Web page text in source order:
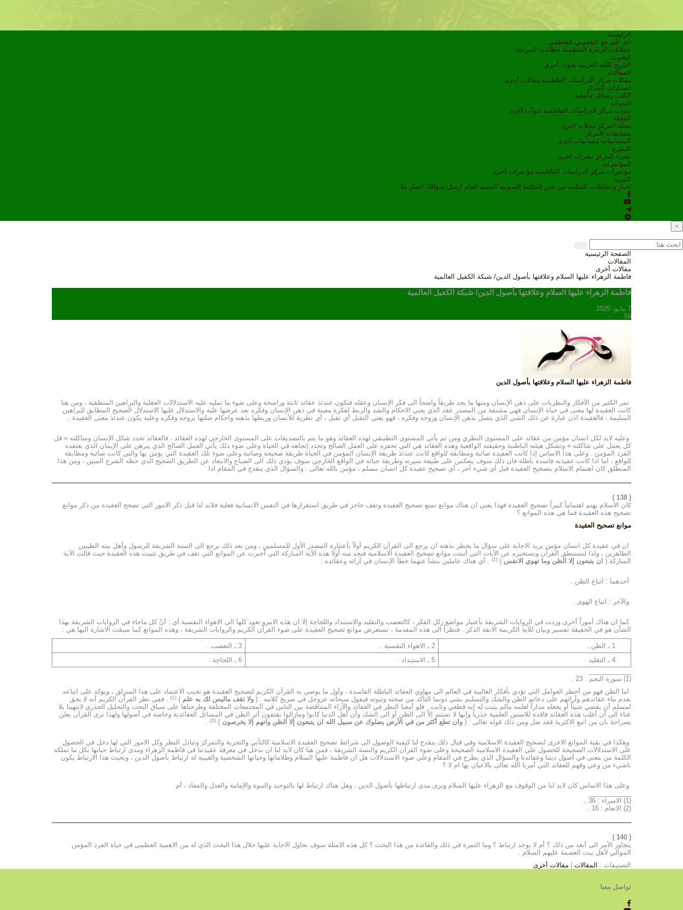
الرئيسية
أثار المرجع اليعقوبي الفاطمي
خطابات الزيارة الفاطمية خطابات المرحلة
البحوث
التاريخ
اللغة العربية بحوث أخرى
المقالات
مقالات مركز الدراسات الفاطمية مقالات أخرى
اصدارات المركز
الكتب رسائل جامعية
الندوات
ندوات مركز الدراسات الفاطمية ندوات أخرى
المجلة
مجلة المركز مجلات اخرى
مسابقات المركز
المسابقات مسابقات أخرى
النشرة
نشرة المركز نشرات اخرى
المؤتمرات
مؤتمرات مركز الدراسات الفاطمية مؤتمرات أخرى
المزيد
اخبار ونشاطات
المكتبة من نحن المكتبة الصوتية القسم العام ارسل سؤالك اتصل بنا
×
الصفحة الرئيسية
المقالات
مقالات أخرى
فاطمة الزهراء عليها السلام وعلاقتها بأصول الدين/ شبكة الكفيل العالمية
فاطمة الزهراء عليها السلام وعلاقتها بأصول الدين/ شبكة الكفيل العالمية
7 مايو، 2025
59
فاطمة الزهراء عليها السلام وعلاقتها بأصول الدين
تمر الكثير من الأفكار والنظريات على ذهن الإنسان ومنها ما يجد طريقاً واضحاً الى فكر الإنسان وعقله فتكون عندئذ عقائد ثابتة وراسخة وعلى ضوء ما تمليه عليه الاستدلالات العقلية والبراهين المنطقية ، ومن هنا
كانت العقيدة لها معنى في حياة الإنسان فهي مشتقة من المصدر عقد الذي يعني الاحكام والشد والربط لفكرة معينة في ذهن الإنسان وفكره بعد عرضها عليه والاستدلال عليها الاستدلال الصحيح المطابق للبراهين
السليمة ، فالعقيدة اذن عبارة عن ذلك الشي الذي يتصل بذهن الإنسان وروحه وفكره ، فهو يعني التقبل أي تقبل ، أي نظرية للأنسان وربطها بذهنه واحكام صلتها بروحه وفكره وعليه يكون عندئذ معنى العقيدة .
وعليه لابد لكل انسان مؤمن من عقائد على المستوى النظري ومن ثم يأتي المستوى التطبيقي لهذه العقائد وهو ما يتم بالتصديقات على المستوى الخارجي لهذه العقائد ، فالعقائد تحدد شكل الإنسان وساكلته « قل
كل يعمل على شاكلته » وتشكل هيئته الباطنية وحقيقته الواقعية وهذه العقائد هي التي تحفزه على العمل الصالح وتحدد إتجاهه في الحياة وعلى ضوء ذلك يأتي العمل الصالح الذي يبرهن على الإيمان الذي يعتقده
الفرد المؤمن . وعلى هذا الاساس إذا كانت العقيدة صائبة ومطابقة للواقع كانت عنذئذ طريقة الإنسان المؤمن في الحياة طريقة صحيحة وصائبة وعلى ضوء تلك العقيدة التي يؤمن بها والتي كانت صائبة ومطابقة
للواقع ، اما اذا كانت عقيدته فاسدة باطلة فان ذلك سوف ينعكس على طبيعة سيرته وطريقة حياته في الواقع الخارجي سوف يؤدي ذلك الى الضياع والابتعاد عن الطريق الصحيح الذي خطه الشرع المبين ، ومن هذا
المنطلق كان اهتمام الاسلام بتصحيح العقيدة قبل أي شيء آخر ، أي تصحيح عقيدة كل انسان مسلم ، مؤمن بالله تعالى . والسؤال الذي ينقدح في المقام اذا
( 138 )
كان الاسلام يهتم اهتماماً كبيراً تصحيح العقيدة فهذا يعني ان هناك موانع تمنع تصحيح العقيدة وتقف حاجز في طريق استقرارها في النفس الانسانية فعلية فلابد لنا قبل ذكر الامور التي تصحح العقيدة من ذكر موانع
تصحيح هذه العقيدة فما هي هذه الموانع ؟
موانع تصحيح العقيدة
ان في عقيدة كل انسان مؤمن يريد الاجابة على سؤال ما يخطر بذهنه ان يرجع الى القرآن الكريم أولاً بأعتبارة المصدر الأول للمسلمين ، ومن بعد ذلك يرجع الى السنة الشريفة للرسول وأهل بيته الطيبين
الطاهرين ، ولذا لنستنطق القرآن ونستخبره عن الآيات التي أثبتت موانع تصحيح العقيدة الاسلامية فنجد منه أولا هذه الآية المباركة التي أخبرت عن الموانع التي تقف في طريق تثبيت هذه العقيدة حيث قالت الآية
المباركة ( ان يتبعون إلا الظن وما تهوي الانفس )
(1) . أي هناك عاملين ينشأ عنهما خطأ الإنسان في آرائه وعقائده :
أحدهما : اتباع الظن .
والآخر : اتباع الهوى .
كما ان هناك أموراً أخرى وردت في الروايات الشريفة بأعتبار مواضع زلل الفكر ، كالتعصب والتقليد والاستبداد واللجاجة إلا ان هذه الامرو تعود كلها الى الاهواء النفسية أي : أنّ كل ماجاء في الروايات الشريفة بهذا
الشأن هو في الحقيقة تفسير وبيان للآية الكريمة الانفة الذكر . فنظراً الى هذه المقدمة ، نستعرض موانع تصحيح العقيدة على ضوء القرآن الكريم والروايات الشريفة ، وهذه الموانع كما سبقت الاشارة اليها هي :
1 ـ الظن . 2 ـ الاهواء النفسية .
3 ـ التعصب .
4 ـ التقليد .
5 ـ الاستبداد .
6 ـ اللجاجة .
(1) سورة النجم : 23 .
اما الظن فهو من أخطر العوامل التي تؤدي بأفكار الغالبية في العالم الى مهاوي العقائد الباطلة الفاسدة ، وأول ما يوصي به القرآن الكريم لتصحيح العقيدة هو تجنب الاعتماد على هذا المنزلق ، ويؤكد على اتباعه
بعدم بناء عقائدهم وآرائهم على دعائم الظن والشك والتسليم بشي دونما التأكد من صحته وثبوته فيقول سبحانه عزوجل في صريح كلامه : ( ولا تقف ماليس لك به علم )
(1)
. ففي نظر القرآن الكريم أنه لا يحق
لمسلم أن يقضي شيئاً أو يجعله مداراً لعلمه مالم يثبت له انه قطعي وثابت . فلو أمعنا النظر في العقائد والآراء المتناقضة بين الناس في المجتمعات المختلفة وطرحناها على سياق البحث والتحليل الجذري لانتهينا بلا
عناء الى أن أغلب هذه العقائد فاقدة للاسس العلمية جذرياً وإنها لا تستند إلاّ الى الظن أو الى الشك وأن أهل الدنيا كانوا ومازالوا يقتفون أثر الظن في المسائل العقائدية وخاصة في أصولها ولهذا نرى القرآن يعلن
بصراحة بان من اتبع الاكثرية فقد ضل ومن ذلك قوله تعالى : ( وان تطع أكثر من في الأرض يضلوك عن سبيل الله ان يتبعون إلا الظن وانهم إلا يخرصون )
(2)
.
وهكذا في بقية الموانع الاخرى لتصحيح العقيدة الاسلامية وفي قبال ذلك ينقدح لنا كيفية الوصول الى شرائط تصحيح العقيدة الاسلامية كالتأني والتجربة والتمركز وتبادل النظر وكل الامور التي لها دخل في الحصول
على الاستدلالات الصحيحة للحصول على العقيدة الاسلامية الصحيحة وعلى ضوء القرآن الكريم والنسة الشريفة ، فمن هنا كان لابد لنا ان ندخل في معرفة عقيدتنا في فاطمة الزهراء ومدى ارتباط حياتها بكل ما تملكه
الكلمة من معنى في أصول ديننا وعقائدنا والسؤال الذي يطرح في المقام وعلى ضوء الاستدلالات هل ان فاطمة عليها السلام وظلاماتها وحياتها الشخصية والغيبية له ارتباط بأصول الدين ، وبحيث هذا الارتباط يكون
ناشيء من وعي وفهم للعقائد التي أمرنا الله تعالى بالاعيان بها ام لا ؟
وعلى هذا الاساس كان لابد لنا من الوقوف مع الزهراء عليها السلام ونرى مدى ارتباطها بأصول الدين ، وهل هناك ارتباط لها بالتوحيد والنبوة والإمامة والعدل والمعاد ، أم
(1) الاسراء : 36 .
(2) الانعام : 16 .
( 140 )
يتجاوز الأمر الى أبعد من ذلك ؟ أم لا يوجد ارتباط ؟ وما الثمرة في ذلك والفائدة من هذا البحث ؟ كل هذه الامثلة سوف نحاول الاجابة عليها خلال هذا البحث الذي له من الاهمية العظمى في حياة الفرد المؤمن
الموالي لأهل بيت العصمة عليهم السلام .
التصنيفات : المقالات مقالات أخرى
تواصل معنا